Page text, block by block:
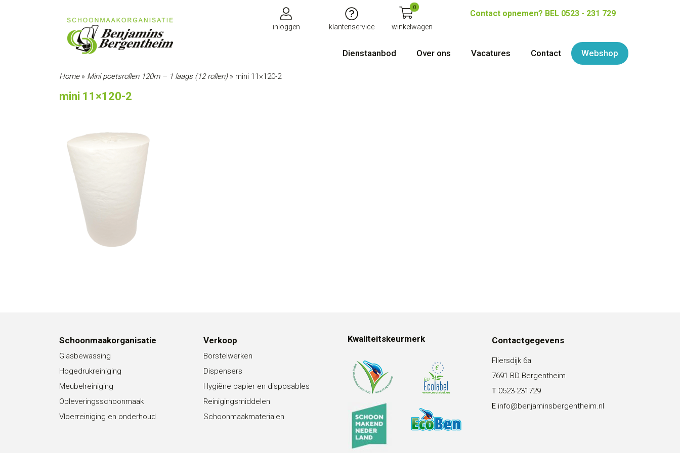
inloggen klantenservice
0
winkelwagen
Contact opnemen? BEL 0523 - 231 729
Dienstaanbod Over ons Vacatures Contact Webshop
Home» Mini poetsrollen 120m – 1 laags (12 rollen)» mini 11×120-2
mini 11×120-2
Schoonmaakorganisatie
Glasbewassing
Hogedrukreiniging
Meubelreiniging
Opleveringsschoonmaak
Vloerreiniging en onderhoud
Verkoop
Borstelwerken
Dispensers
Hygiëne papier en disposables
Reinigingsmiddelen
Schoonmaakmaterialen
Kwaliteitskeurmerk Contactgegevens
Fliersdijk 6a
7691 BD Bergentheim
T 0523-231729
E info@benjaminsbergentheim.nl